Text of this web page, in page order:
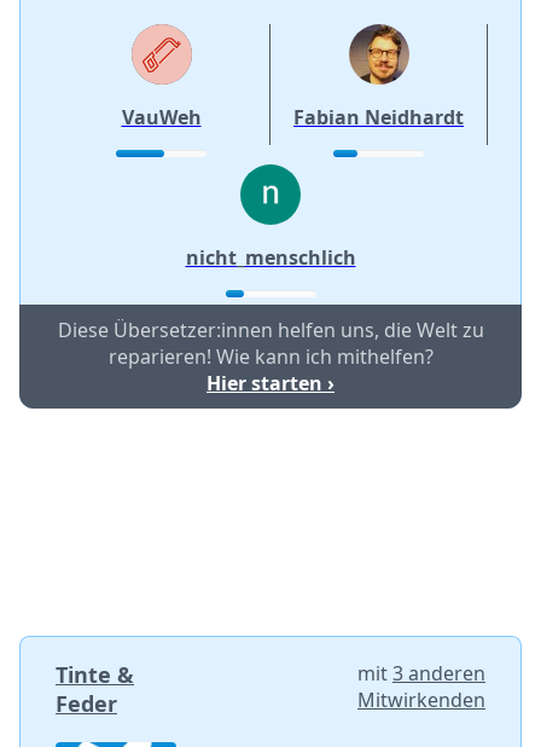
VauWeh Fabian Neidhardt
nicht_menschlich
Diese Übersetzer:innen helfen uns, die Welt zu
reparieren! Wie kann ich mithelfen?
Hier starten ›
Tinte &
Feder
mit3 anderen
Mitwirkenden